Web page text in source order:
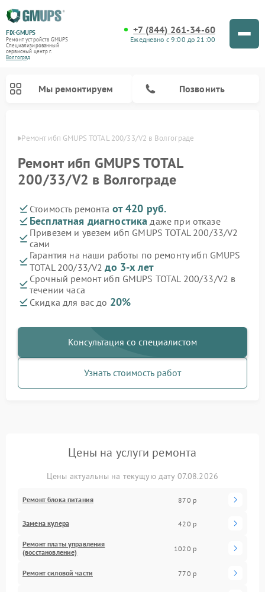
FIX-GMUPS
Ремонт устройств GMUPS
Специализированный
cервисный центр г.
Волгоград
+7 (844) 261-34-60
Ежедневно с 9:00 до 21:00
Мы ремонтируем Позвонить
Ремонт ибп GMUPS TOTAL 200/33/V2 в Волгограде
Ремонт ибп GMUPS TOTAL
200/33/V2 в Волгограде
Стоимость ремонта от 420 руб.
Бесплатная диагностика даже при отказе
Привезем и увезем ибп GMUPS TOTAL 200/33/V2
сами
Гарантия на наши работы по ремонту ибп GMUPS
TOTAL 200/33/V2до 3-х лет
Срочный ремонт ибп GMUPS TOTAL 200/33/V2 в
течении часа
Скидка для вас до 20%
Консультация со специалистом
Узнать стоимость работ
Цены на услуги ремонта
Цены актуальны на текущую дату 07.08.2026
Ремонт блока питания 870 р
Замена кулера 420 р
Ремонт платы управления
(восстановление)
1020 р
Ремонт силовой части 770 р